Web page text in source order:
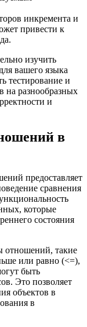
инкремента и
привести к
изучить
вашего языка
тестирование и
на разнообразных
и
в
предоставляет
сравнения
которые
состояния
отношений, такие
или равно (<=),
быть
Это позволяет
объектов в
в